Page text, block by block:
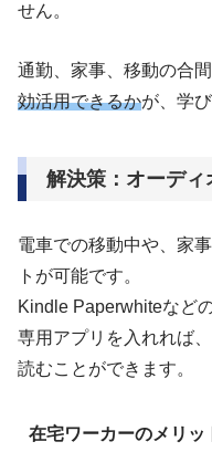
せん。
通勤、家事、移動の合
効活用できるかが、学
解決策：オーディ
電車での移動中や、家
トが可能です。
Kindle Paperwhiteなど
専用アプリを入れれば
読むことができます。
在宅ワーカーのメリッ